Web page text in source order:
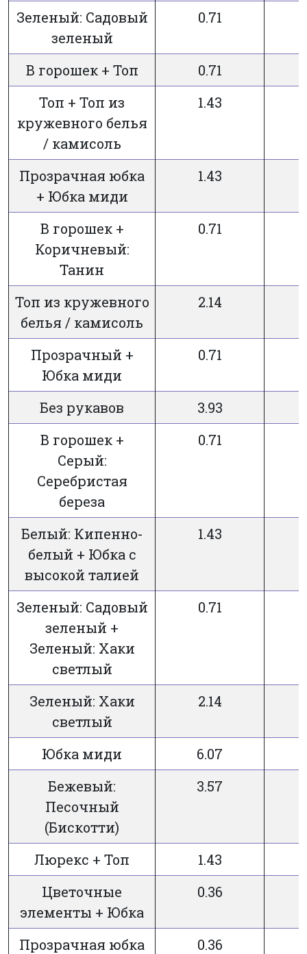
Зеленый: Садовый
зеленый
0.71
В горошек + Топ 0.71
Топ + Топ из
кружевного белья
/ камисоль
1.43
Прозрачная юбка
+ Юбка миди
1.43
В горошек +
Коричневый:
Танин
0.71
Топ из кружевного
белья / камисоль
2.14
Прозрачный +
Юбка миди
0.71
Без рукавов 3.93
В горошек +
Серый:
Серебристая
береза
0.71
Белый: Кипенно-
белый + Юбка с
высокой талией
1.43
Зеленый: Садовый
зеленый +
Зеленый: Хаки
светлый
0.71
Зеленый: Хаки
светлый
2.14
Юбка миди 6.07
Бежевый:
Песочный
(Бискотти)
3.57
Люрекс + Топ 1.43
Цветочные
элементы + Юбка
0.36
Прозрачная юбка
0.36